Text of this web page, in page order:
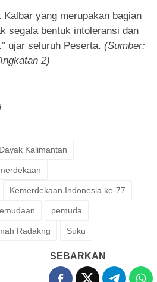
yang merupakan bagian
segala bentuk intoleransi dan
ujar seluruh Peserta. (Sumber:
2)
Dayak Kalimantan
Kemerdekaan Indonesia ke-77
pemuda
Radakng Suku
SEBARKAN